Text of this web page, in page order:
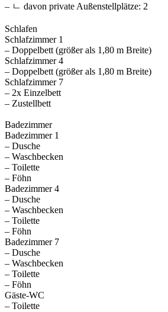
– ㄴ davon private Außen­stellplätze: 2
Schlafen
Schlafzimmer 1
– Doppelbett (größer als 1,80 m Breite)
Schlafzimmer 4
– Doppelbett (größer als 1,80 m Breite)
Schlafzimmer 7
– 2x Einzelbett
– Zustellbett
Badezimmer
Badezimmer 1
– Dusche
– Waschbecken
– Toilette
– Föhn
Badezimmer 4
– Dusche
– Waschbecken
– Toilette
– Föhn
Badezimmer 7
– Dusche
– Waschbecken
– Toilette
– Föhn
Gäste-WC
– Toilette